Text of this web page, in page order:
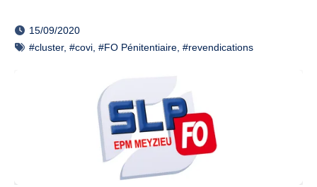
15/09/2020
#cluster, #covi #FO Pénitentiaire #revendications